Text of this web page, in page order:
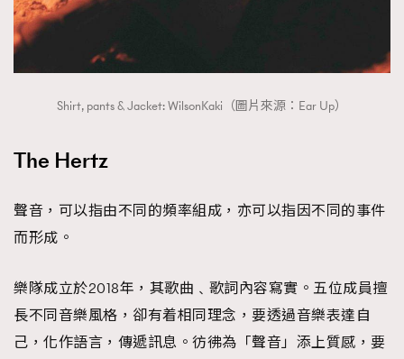
Shirt, pants & Jacket: WilsonKaki（圖片來源：Ear Up）
The Hertz
聲音，可以指由不同的頻率組成，亦可以指因不同的事件
而形成。
樂隊成立於2018年，其歌曲﹑歌詞內容寫實。五位成員擅
長不同音樂風格，卻有着相同理念，要透過音樂表達自
己，化作語言，傳遞訊息。彷彿為「聲音」添上質感，要